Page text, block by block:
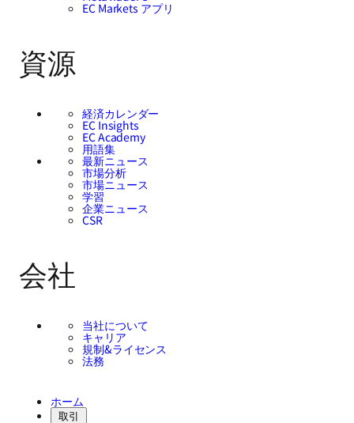
EC Markets アプリ
資源
経済カレンダー
EC Insights
EC Academy
用語集
最新ニュース
市場分析
市場ニュース
学習
企業ニュース
CSR
会社
当社について
キャリア
規制&ライセンス
法務
ホーム
取引